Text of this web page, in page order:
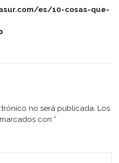
es/10-cosas-que-
no será publicada. Los
con *